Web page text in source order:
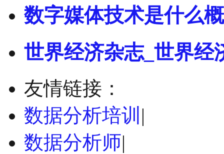
数字媒体技术是什么
世界经济杂志_世界经
友情链接：
数据分析培训 |
数据分析师|